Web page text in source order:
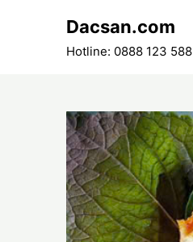
Dacsan.com
Hotline: 0888 123 588